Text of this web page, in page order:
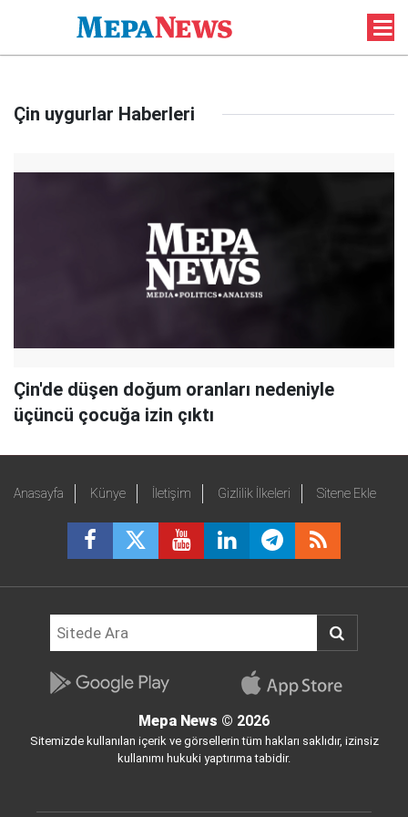
Çin uygurlar Haberleri
Çin'de düşen doğum oranları nedeniyle
üçüncü çocuğa izin çıktı
Anasayfa Künye İletişim Gizlilik İlkeleri Sitene Ekle
Mepa News © 2026
Sitemizde kullanılan içerik ve görsellerin tüm hakları saklıdır, izinsiz
kullanımı hukuki yaptırıma tabidir.